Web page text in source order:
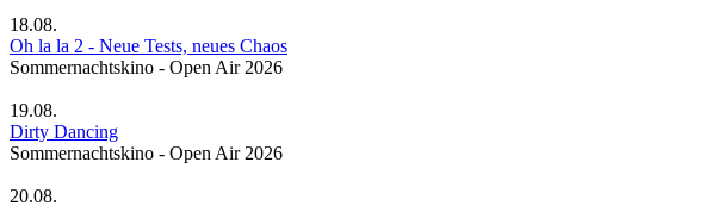
18.08.
Oh la la 2 - Neue Tests, neues Chaos
Sommernachtskino - Open Air 2026
19.08.
Dirty Dancing
Sommernachtskino - Open Air 2026
20.08.